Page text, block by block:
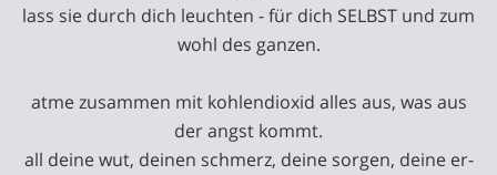
lass sie durch dich leuchten - für dich SELBST und zum
wohl des ganzen.
atme zusammen mit kohlendioxid alles aus, was aus
der angst kommt.
all deine wut, deinen schmerz, deine sorgen, deine er-